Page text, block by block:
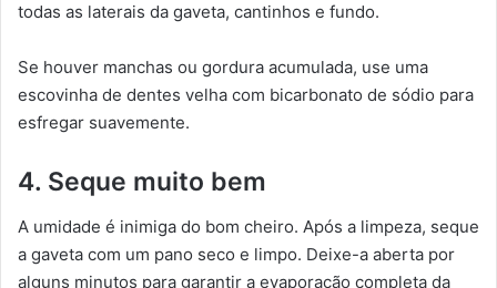
todas as laterais da gaveta, cantinhos e fundo.
Se houver manchas ou gordura acumulada, use uma
escovinha de dentes velha com bicarbonato de sódio para
esfregar suavemente.
4. Seque muito bem
A umidade é inimiga do bom cheiro. Após a limpeza, seque
a gaveta com um pano seco e limpo. Deixe-a aberta por
alguns minutos para garantir a evaporação completa da